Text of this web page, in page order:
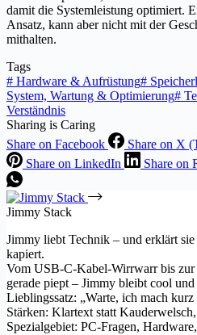
damit die Systemleistung optimiert.
Ansatz, kann aber nicht mit der
mithalten.
Tags
# Hardware & Aufrüstung#
System, Wartung & Optimierung#
Verständnis
Sharing is Caring
Share on Facebook
Share on X
Share on LinkedIn
Share on
Jimmy Stack
Jimmy liebt Technik – und erklärt sie
kapiert.
Vom USB-C-Kabel-Wirrwarr bis zur
gerade piept – Jimmy bleibt cool
Lieblingssatz: „Warte, ich mach kurz
Stärken: Klartext statt
Spezialgebiet: PC-Fragen,